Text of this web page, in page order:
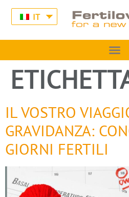
IT
IL VOSTRO
GRAVIDANZA:
GIORNI FERTILI